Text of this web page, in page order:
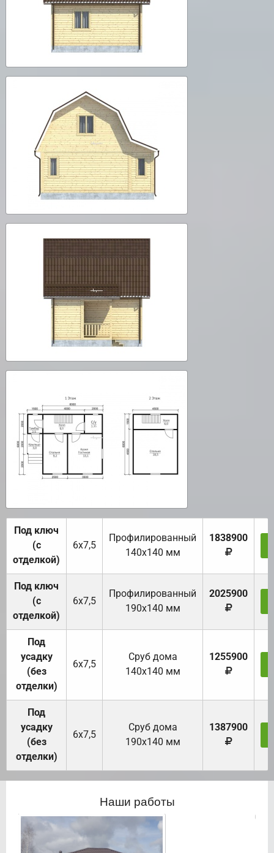
Под ключ
(с
отделкой)
6х7,5
Профилированный
140х140 мм
1838900
Под ключ
(с
отделкой)
6х7,5
Профилированный
190х140 мм
2025900
Под
усадку
(без
отделки)
6х7,5
Cруб дома
140х140 мм
1255900
Под
усадку
(без
отделки)
6х7,5
Cруб дома
190х140 мм
1387900
Наши работы